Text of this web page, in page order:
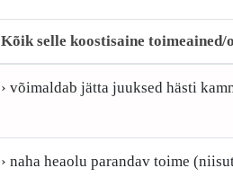
Kõik selle koostisaine toimeained/
› võimaldab jätta juuksed hästi
› naha heaolu parandav toime